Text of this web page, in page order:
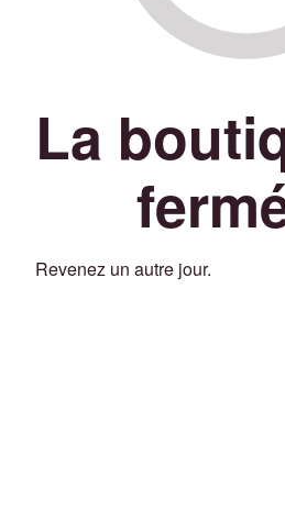
La
Revenez un autre jour.